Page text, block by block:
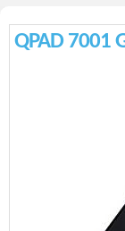
QPAD 7001